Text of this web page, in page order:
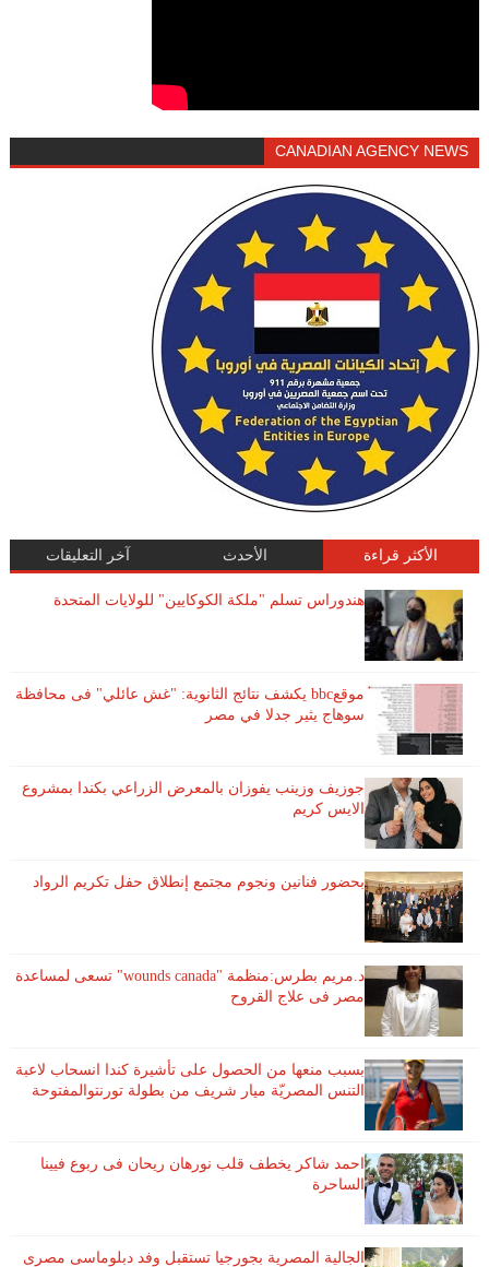
CANADIAN AGENCY NEWS
الأكثر قراءة الأحدث آخر التعليقات
هندوراس تسلم "ملكة الكوكايين" للولايات المتحدة
موقعbbc يكشف نتائج الثانوية: "غش عائلي" فى محافظة
سوهاج يثير جدلا في مصر
جوزيف وزينب يفوزان بالمعرض الزراعي بكندا بمشروع
الايس كريم
بحضور فنانين ونجوم مجتمع إنطلاق حفل تكريم الرواد
د.مريم بطرس:منظمة "wounds canada" تسعى لمساعدة
مصر فى علاج القروح
بسبب منعها من الحصول على تأشيرة كندا انسحاب لاعبة ​
التنس​ المصريّة ​ميار شريف​ من بطولة ​تورنتو​المفتوحة
احمد شاكر يخطف قلب نورهان ريحان فى ربوع فيينا
الساحرة
الجالية المصرية بجورجيا تستقبل وفد دبلوماسى مصرى